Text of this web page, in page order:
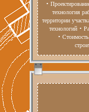
•
технология
территории
технологий •
• Стоимость